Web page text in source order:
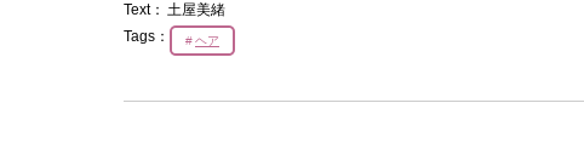
Text： 土屋美緒
Tags：
ヘア